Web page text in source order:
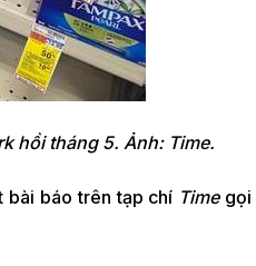
hồi tháng 5. Ảnh: Time.
bài báo trên tạp chí Timegọi